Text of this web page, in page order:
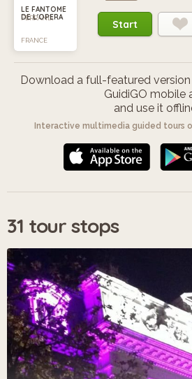
FERRAND,
FRANCE
LE FANTOME
DE L'OPERA
Start
Download a full-featured
GuidiGO mobile
and use it
Interactive multimedia guided tours
31 tour stops